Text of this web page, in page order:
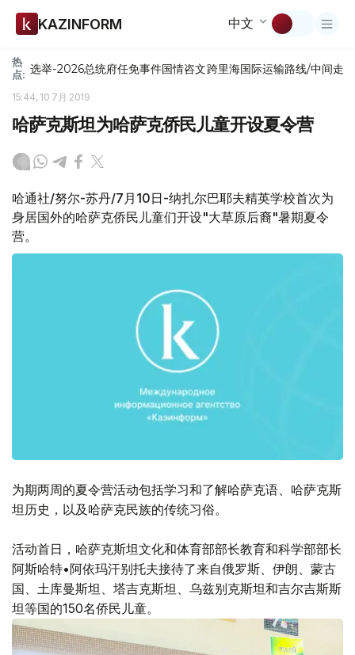
KAZINFORM 中文
热
点: 选举-2026总统府任免事件国情咨文跨里海国际运输路线/中间走廊
15:44, 10 7月 2019
哈萨克斯坦为哈萨克侨民儿童开设夏令营
哈通社/努尔-苏丹/7月10日-纳扎尔巴耶夫精英学校首次为
身居国外的哈萨克侨民儿童们开设"大草原后裔"暑期夏令
营。
为期两周的夏令营活动包括学习和了解哈萨克语、哈萨克斯
坦历史，以及哈萨克民族的传统习俗。
活动首日，哈萨克斯坦文化和体育部部长教育和科学部部长
阿斯哈特•阿依玛汗别托夫接待了来自俄罗斯、伊朗、蒙古
国、土库曼斯坦、塔吉克斯坦、乌兹别克斯坦和吉尔吉斯斯
坦等国的150名侨民儿童。